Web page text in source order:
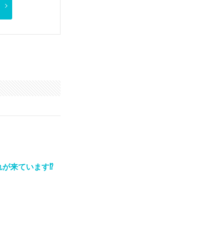
が来ています⁉️